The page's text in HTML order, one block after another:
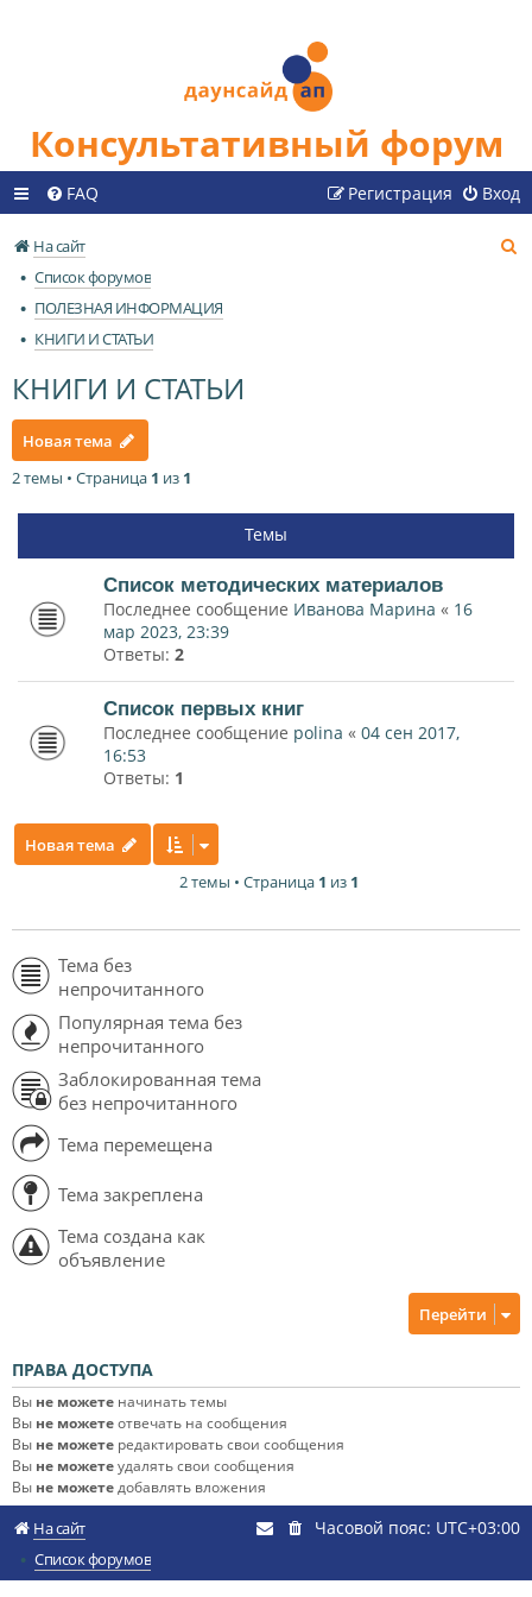
Консультативный форум
FAQ Вход
Регистрация
На сайт
Список форумов
ПОЛЕЗНАЯ ИНФОРМАЦИЯ
КНИГИ И СТАТЬИ
КНИГИ И СТАТЬИ
Новая тема
2 темы • Страница 1 из 1
Темы
Список методических материалов
Последнее сообщение Иванова Марина « 16
мар 2023, 23:39
Ответы: 2
Список первых книг
Последнее сообщение polina « 04 сен 2017,
16:53
Ответы: 1
Новая тема
2 темы • Страница 1 из 1
Тема без
непрочитанного
Популярная тема без
непрочитанного
Заблокированная тема
без непрочитанного
Тема перемещена
Тема закреплена
Тема создана как
объявление
Перейти
ПРАВА ДОСТУПА
Вы не можете начинать темы
Вы не можетеотвечать на сообщения
Вы не можете редактировать свои сообщения
Вы не можетеудалять свои сообщения
Вы не можетедобавлять вложения
На сайт
Список форумов
Часовой пояс: UTC+03:00